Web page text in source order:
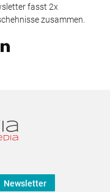
fasst 2x
zusammen.
Newsletter